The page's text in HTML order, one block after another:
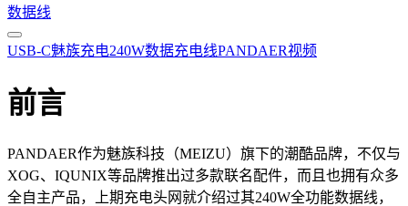
数据线
USB-C魅族充电240W数据充电线PANDAER视频
前言
PANDAER作为魅族科技（MEIZU）旗下的潮酷品牌，不仅与
XOG、IQUNIX等品牌推出过多款联名配件，而且也拥有众多
全自主产品，上期充电头网就介绍过其240W全功能数据线，